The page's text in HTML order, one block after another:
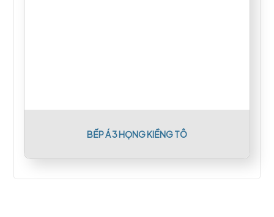
BẾP Á 3 HỌNG KIỀNG TÔ